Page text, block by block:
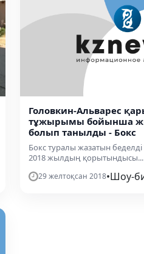
Головкин-Альварес
тұжырымы бойынша
болып танылды - Бокс
Бокс туралы жазатын
2018 жылдың қорытындысы...
29 желтоқсан 2018•Шоу-